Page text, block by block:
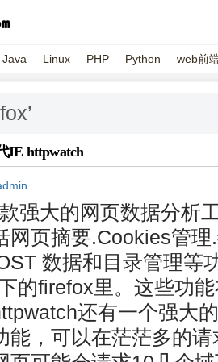
Java Linux PHP Python web前
IE httpwatch
强大的网页数据分析
网页摘要.Cookies管
数据和目录管理等
的firefox里。这些功
还有一个强大
能，可以在茫茫多的